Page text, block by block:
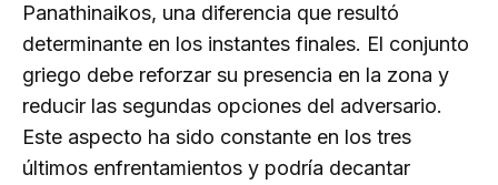
Panathinaikos, una diferencia que resultó
determinante en los instantes finales. El conjunto
griego debe reforzar su presencia en la zona y
reducir las segundas opciones del adversario.
Este aspecto ha sido constante en los tres
últimos enfrentamientos y podría decantar